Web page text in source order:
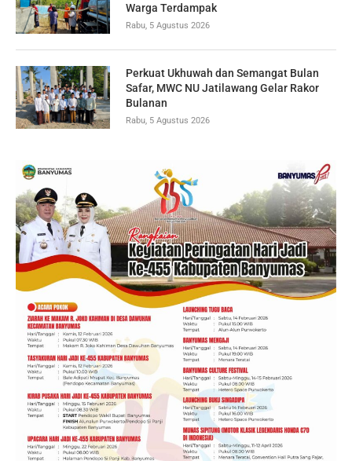
Warga Terdampak
Rabu, 5 Agustus 2026
Perkuat Ukhuwah dan Semangat Bulan
Safar, MWC NU Jatilawang Gelar Rakor
Bulanan
Rabu, 5 Agustus 2026